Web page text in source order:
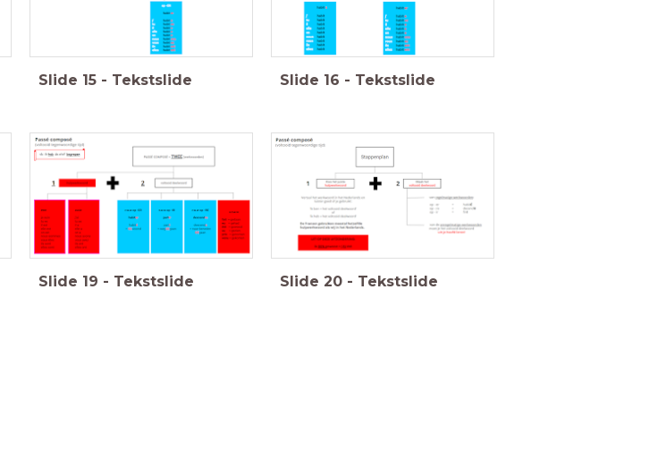
Slide 15 - Tekstslide Slide 16 - Tekstslide
Slide 19 - Tekstslide Slide 20 - Tekstslide